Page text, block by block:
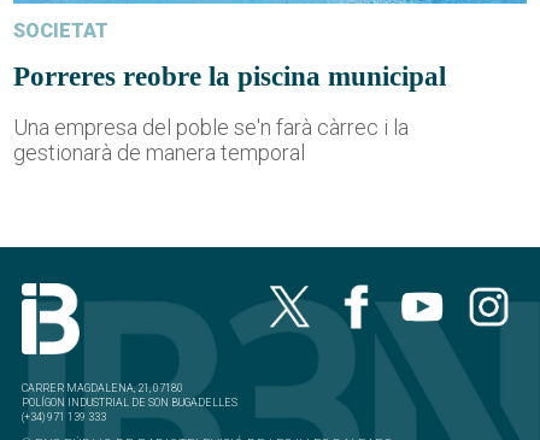
SOCIETAT
Porreres reobre la piscina municipal
Una empresa del poble se'n farà càrrec i la
gestionarà de manera temporal
CARRER MAGDALENA, 21, 07180
POLÍGON INDUSTRIAL DE SON BUGADELLES
(+34) 971 139 333